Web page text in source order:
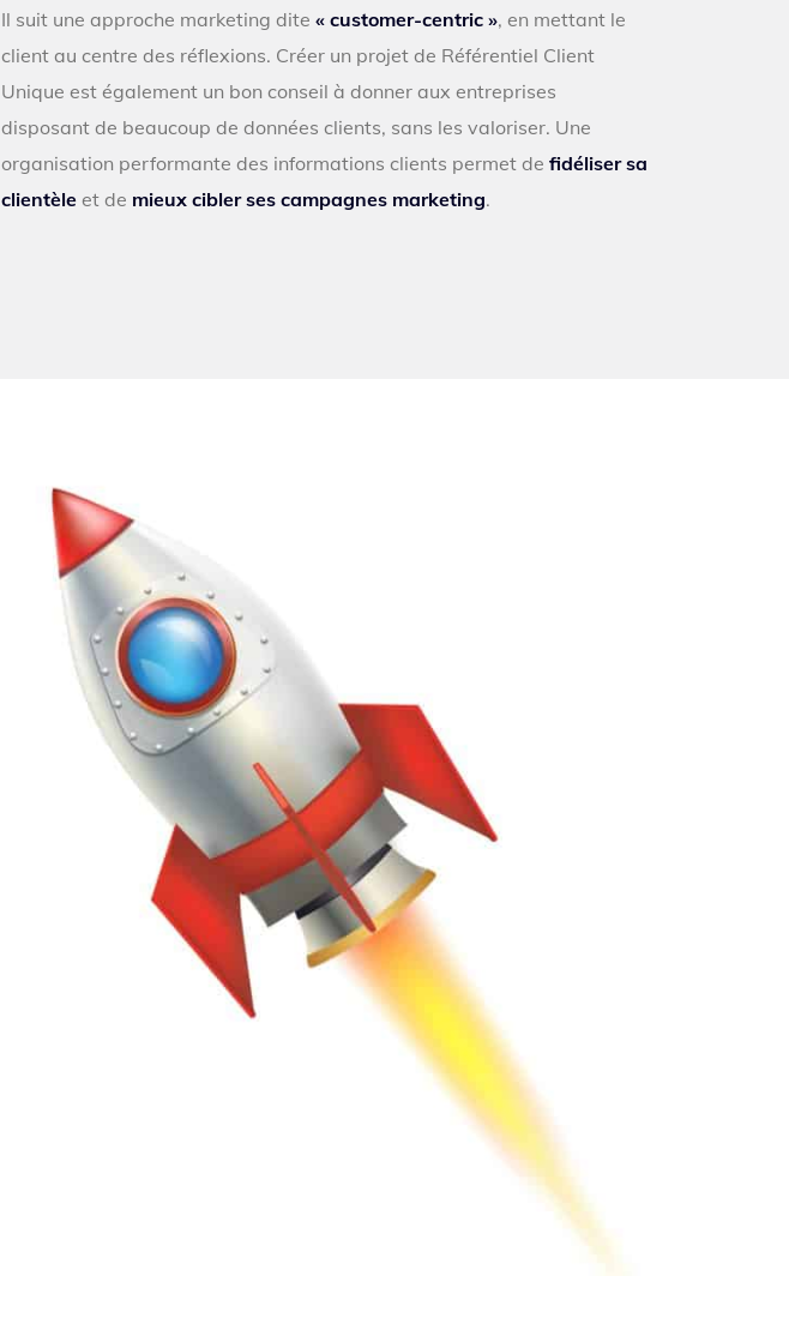
Il suit une approche marketing dite « customer-centric », en mettant le
client au centre des réflexions. Créer un projet de Référentiel Client
Unique est également un bon conseil à donner aux entreprises
disposant de beaucoup de données clients, sans les valoriser. Une
organisation performante des informations clients permet de fidéliser sa
clientèle et de mieux cibler ses campagnes marketing.